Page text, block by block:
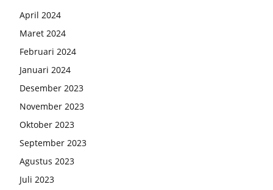
April 2024
Maret 2024
Februari 2024
Januari 2024
Desember 2023
November 2023
Oktober 2023
September 2023
Agustus 2023
Juli 2023